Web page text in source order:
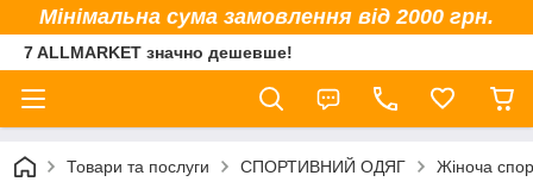
Мінімальна сума замовлення від 2000 грн.
7 ALLMARKET значно дешевше!
Товари та послуги СПОРТИВНИЙ ОДЯГ Жіноча